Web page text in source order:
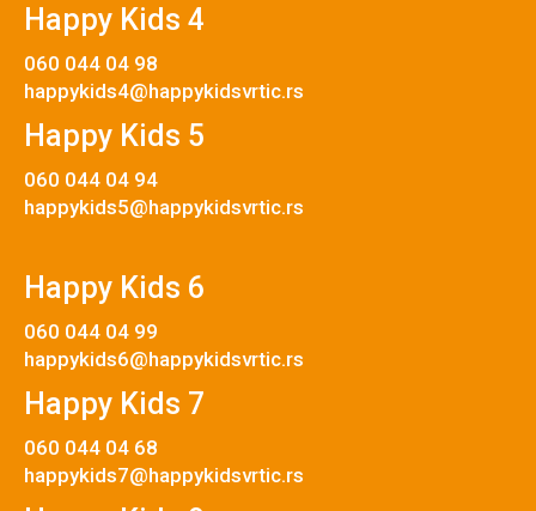
Happy Kids 4
060 044 04 98
happykids4@happykidsvrtic.rs
Happy Kids 5
060 044 04 94
happykids5@happykidsvrtic.rs
Happy Kids 6
060 044 04 99
happykids6@happykidsvrtic.rs
Happy Kids 7
060 044 04 68
happykids7@happykidsvrtic.rs